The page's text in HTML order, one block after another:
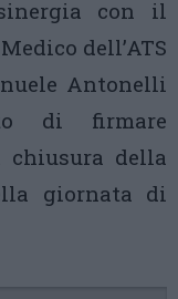
con il
dell’ATS
Antonelli
di firmare
chiusura della
giornata di